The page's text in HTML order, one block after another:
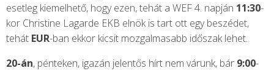
esetleg kiemelhető, hogy ezen, tehát a WEF 4. napján 11:30-
kor Christine Lagarde EKB elnök is tart ott egy beszédet,
tehát EUR-ban ekkor kicsit mozgalmasabb időszak lehet.
20-án, pénteken, igazán jelentős hírt nem várunk, bár 9:00-